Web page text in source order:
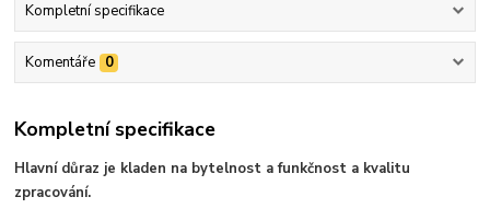
Kompletní specifikace
Komentáře 0
Kompletní specifikace
Hlavní důraz je kladen na bytelnost a funkčnost a kvalitu
zpracování.